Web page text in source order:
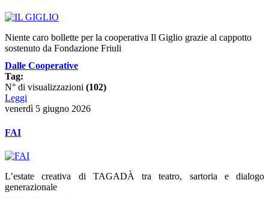
Niente caro bollette per la cooperativa Il Giglio grazie al cappotto
sostenuto da Fondazione Friuli
Dalle Cooperative
Tag:
N° di visualizzazioni (102)
Leggi
venerdì 5 giugno 2026
FAI
L’estate creativa di TAGADÀ tra teatro, sartoria e dialogo
generazionale